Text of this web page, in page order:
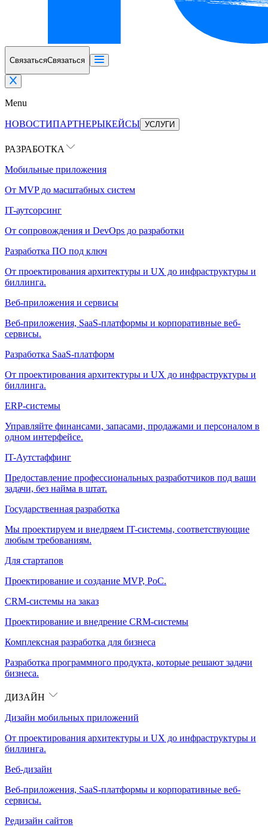
СвязатьсяСвязаться
Menu
НОВОСТИПАРТНЕРЫКЕЙСЫ УСЛУГИ
РАЗРАБОТКА
Мобильные приложения
От MVP до масштабных систем
IT-аутсорсинг
От сопровождения и DevOps до разработки
Разработка ПО под ключ
От проектирования архитектуры и UX до инфраструктуры и
биллинга.
Веб-приложения и сервисы
Веб-приложения, SaaS-платформы и корпоративные веб-
сервисы.
Разработка SaaS-платформ
От проектирования архитектуры и UX до инфраструктуры и
биллинга.
ERP-системы
Управляйте финансами, запасами, продажами и персоналом в
одном интерфейсе.
IT-Аутстаффинг
Предоставление профессиональных разработчиков под ваши
задачи, без найма в штат.
Государственная разработка
Мы проектируем и внедряем IT-системы, соответствующие
любым требованиям.
Для стартапов
Проектирование и создание MVP, PoC.
CRM-системы на заказ
Проектирование и внедрение CRM-системы
Комплексная разработка для бизнеса
Разработка программного продукта, которые решают задачи
бизнеса.
ДИЗАЙН
Дизайн мобильных приложений
От проектирования архитектуры и UX до инфраструктуры и
биллинга.
Веб-дизайн
Веб-приложения, SaaS-платформы и корпоративные веб-
сервисы.
Редизайн сайтов